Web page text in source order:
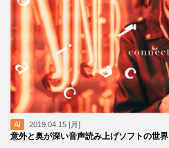
AI 2019.04.15 [月]
意外と奥が深い音声読み上げソフトの世界